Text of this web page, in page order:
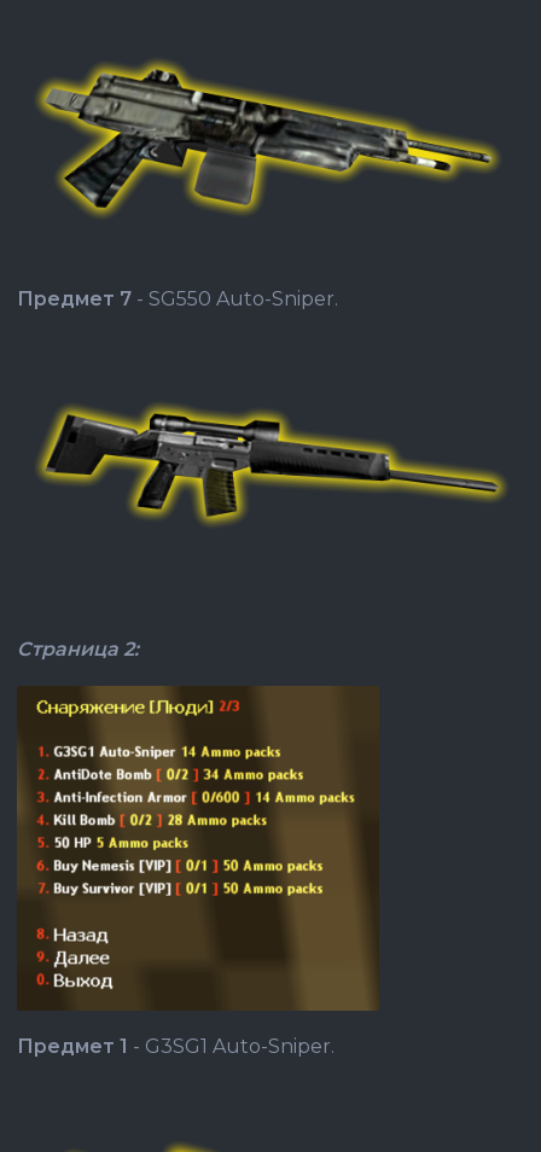
Предмет 7 - SG550 Auto-Sniper.
Страница 2:
Предмет 1 - G3SG1 Auto-Sniper.